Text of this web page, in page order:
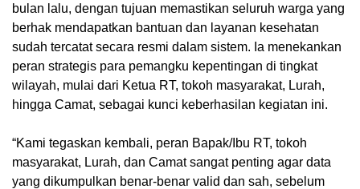
bulan lalu, dengan tujuan memastikan seluruh warga yang
berhak mendapatkan bantuan dan layanan kesehatan
sudah tercatat secara resmi dalam sistem. Ia menekankan
peran strategis para pemangku kepentingan di tingkat
wilayah, mulai dari Ketua RT, tokoh masyarakat, Lurah,
hingga Camat, sebagai kunci keberhasilan kegiatan ini.
“Kami tegaskan kembali, peran Bapak/Ibu RT, tokoh
masyarakat, Lurah, dan Camat sangat penting agar data
yang dikumpulkan benar-benar valid dan sah, sebelum